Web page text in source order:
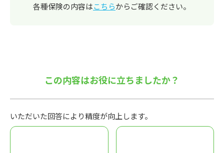
各種保険の内容はこちらからご確認ください。
この内容はお役に立ちましたか？
いただいた回答により精度が向上します。